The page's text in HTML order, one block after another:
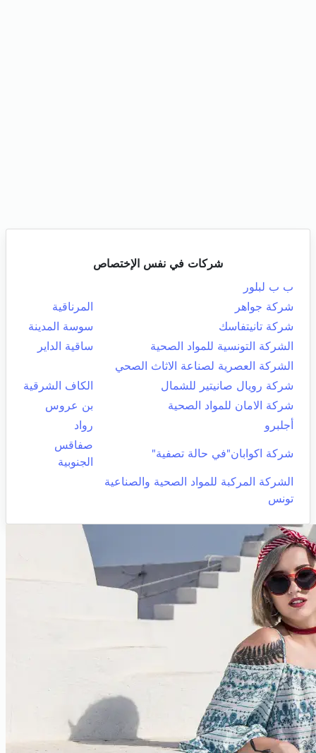
شركات في نفس الإختصاص
ب ب لبلور
شركة جواهر
المرناقية
شركة تانيتفاسك
سوسة المدينة
الشركة التونسية للمواد الصحية
ساقية الداير
الشركة العصرية لصناعة الاثاث الصحي
شركة رويال صانيتير للشمال
الكاف الشرقية
شركة الامان للمواد الصحية
بن عروس
أجلبرو
رواد
شركة اكوابان"في حالة تصفية"
صفاقس
الجنوبية
الشركة المركبة للمواد الصحية والصناعية
تونس